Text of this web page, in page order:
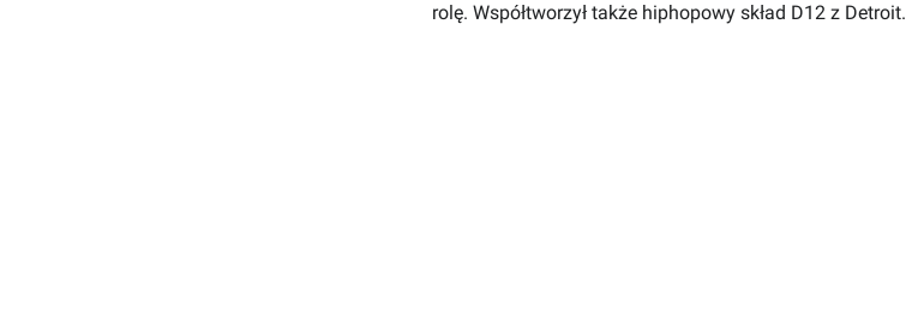
rolę. Współtworzył także hiphopowy skład D12 z Detroit.